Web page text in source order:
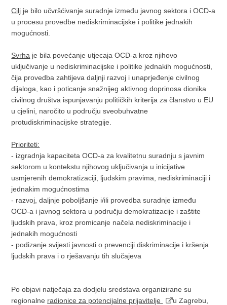
Cilj je bilo učvršćivanje suradnje između javnog sektora i OCD-a
u procesu provedbe nediskriminacijske i politike jednakih
mogućnosti.
Svrha je bila povećanje utjecaja OCD-a kroz njihovo
uključivanje u nediskriminacijske i politike jednakih mogućnosti,
čija provedba zahtijeva daljnji razvoj i unaprjeđenje civilnog
dijaloga, kao i poticanje snažnijeg aktivnog doprinosa dionika
civilnog društva ispunjavanju političkih kriterija za članstvo u EU
u cjelini, naročito u području sveobuhvatne
protudiskriminacijske strategije.
Prioriteti:
- izgradnja kapaciteta OCD-a za kvalitetnu suradnju s javnim
sektorom u kontekstu njihovog uključivanja u inicijative
usmjerenih demokratizaciji, ljudskim pravima, nediskriminaciji i
jednakim mogućnostima
- razvoj, daljnje poboljšanje i/ili provedba suradnje između
OCD-a i javnog sektora u području demokratizacije i zaštite
ljudskih prava, kroz promicanje načela nediskriminacije i
jednakih mogućnosti
- podizanje svijesti javnosti o prevenciji diskriminacije i kršenja
ljudskih prava i o rješavanju tih slučajeva
Po objavi natječaja za dodjelu sredstava organizirane su
regionalne radionice za potencijalne prijavitelje
u Zagrebu,